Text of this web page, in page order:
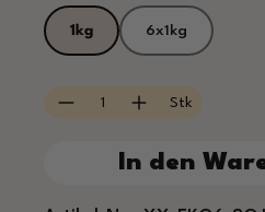
1kg 6x1kg
Produkt Anzahl: Gib
Stk
In den